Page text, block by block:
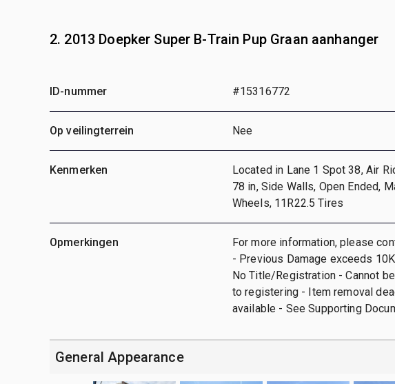
2. 2013 Doepker Super B-Train Pup Graan aanhanger
ID-nummer #15316772
Op veilingterrein Nee
Kenmerken
Located in Lane 1 Spot 38, Air
78 in, Side Walls, Open Ended,
Wheels, 11R22.5 Tires
Opmerkingen
For more information, please
- Previous Damage exceeds
No Title/Registration - Cannot
to registering - Item removal
available - See Supporting
General Appearance